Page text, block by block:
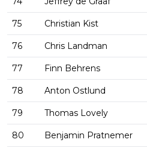
75 Christian Kist
76 Chris Landman
77 Finn Behrens
78 Anton Ostlund
79 Thomas Lovely
80 Benjamin Pratnemer